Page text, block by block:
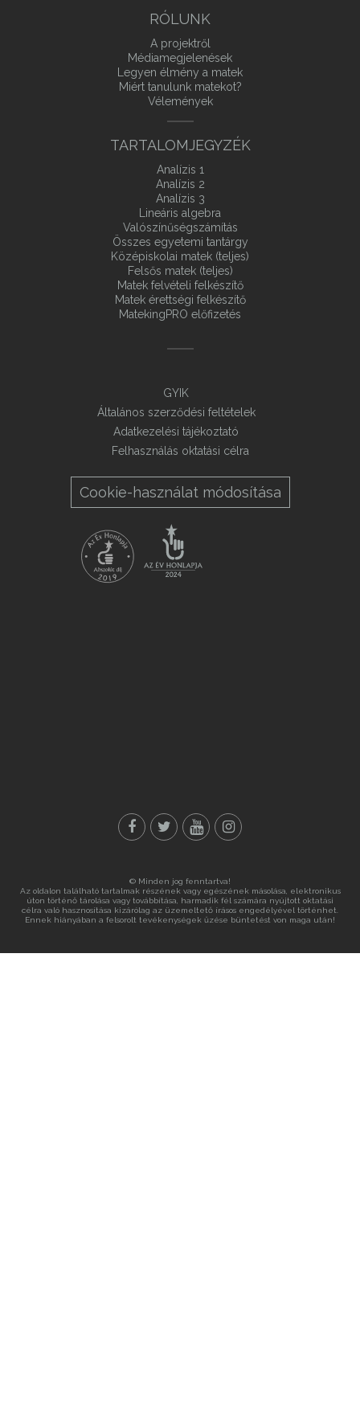
RÓLUNK
A projektről
Médiamegjelenések
Legyen élmény a matek
Miért tanulunk matekot?
Vélemények
TARTALOMJEGYZÉK
Analízis 1
Analízis 2
Analízis 3
Lineáris algebra
Valószínűségszámítás
Összes egyetemi tantárgy
Középiskolai matek (teljes)
Felsős matek (teljes)
Matek felvételi felkészítő
Matek érettségi felkészítő
MatekingPRO előfizetés
GYIK
Általános szerződési feltételek
Adatkezelési tájékoztató
Felhasználás oktatási célra
Cookie-használat módosítása
© Minden jog fenntartva!
Az oldalon található tartalmak részének vagy egészének másolása, elektronikus
úton történő tárolása vagy továbbítása, harmadik fél számára nyújtott oktatási
célra való hasznosítása kizárólag az üzemeltető írásos engedélyével történhet.
Ennek hiányában a felsorolt tevékenységek űzése büntetést von maga után!